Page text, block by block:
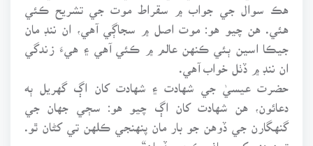
هڪ سوال جي جواب ۾ سقراط موت جي تشريح ڪئي
هئي. هن چيو هو: موت اصل ۾ سجاڳي آهي، ان ننڊ مان
جيڪا اسين ٻئي ڪنهن عالم ۾ ڪئي آهي ۽ هيءَ زندگي
ان ننڊ ۾ ڏٺل خواب آهي.
حضرت عيسيٰ جي شهادت ۽ شهادت کان اڳ گهريل ٻه
دعائون، هن شهادت کان اڳ چيو هو: سڄي جهان جي
گنهگارن جي ڏوهن جو بار مان پنهنجي ڪلهن تي کڻان ٿو.
تون هنن کي معاف ڪري ڇڏجان“.